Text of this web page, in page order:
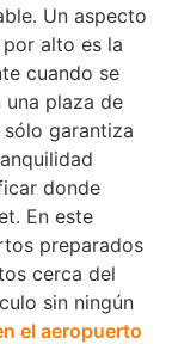
Un aspecto
alto es la
cuando se
una plaza de
garantiza
donde
En este
preparados
cerca del
sin ningún
el aeropuerto